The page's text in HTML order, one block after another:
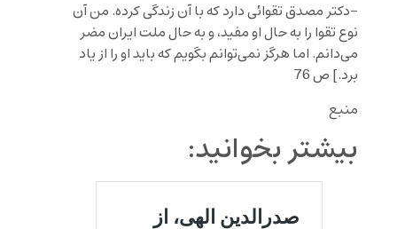
-دکتر مصدق تقوائی دارد که با آن زندگی کرده. من آن
نوع تقوا را به حال او مفید، و به حال ملت ایران مضر
می‌دانم. اما هرگز نمی‌توانم بگویم که باید او را از یاد
برد.] ص 76
منبع
بیشتر بخوانید: